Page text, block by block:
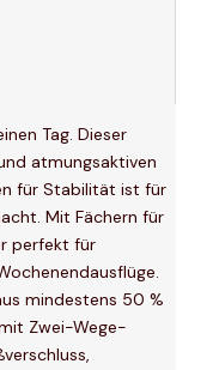
Tag. Dieser
atmungsaktiven
für Stabilität ist für
Mit Fächern für
perfekt für
mindestens 50 %
Zwei-Wege-